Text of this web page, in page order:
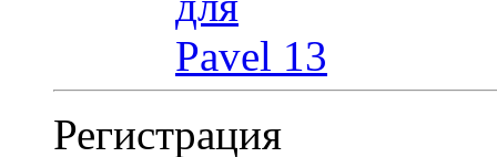
Регистрация